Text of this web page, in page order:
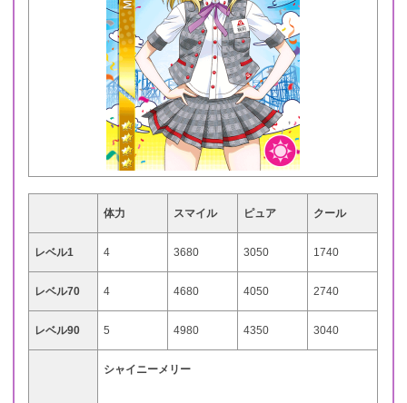
体力 スマイル ピュア クール
レベル1 4 3680 3050 1740
レベル70 4 4680 4050 2740
レベル90 5 4980 4350 3040
シャイニーメリー